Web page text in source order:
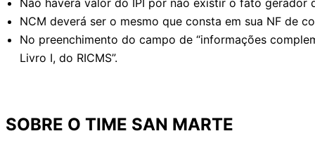
NCM deverá ser o mesmo que consta em sua NF de
No preenchimento do campo de “informações
Livro I, do RICMS”.
SOBRE O TIME SAN MARTE